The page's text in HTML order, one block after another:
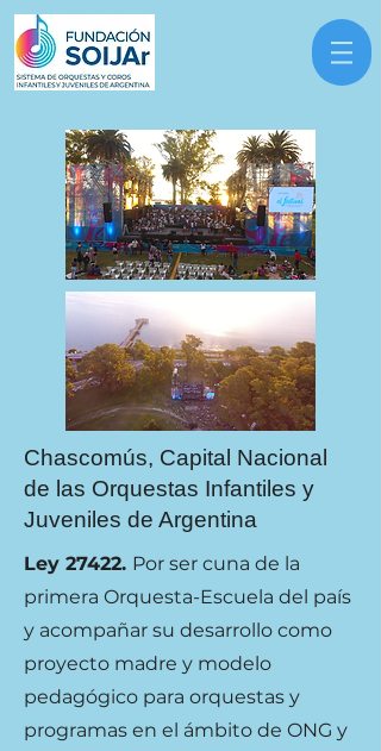
Chascomús, Capital Nacional
de las Orquestas Infantiles y
Juveniles de Argentina
Ley 27422. Por ser cuna de la
primera Orquesta-Escuela del país
y acompañar su desarrollo como
proyecto madre y modelo
pedagógico para orquestas y
programas en el ámbito de ONG y